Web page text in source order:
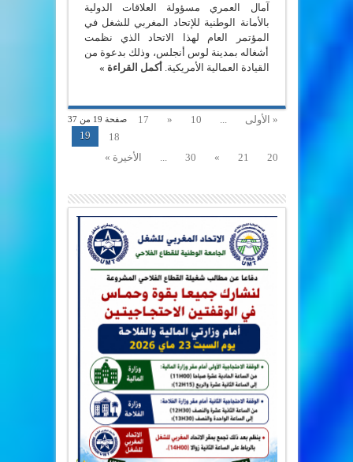
آمال العمري مسؤولة العلاقات الدولية
بالأمانة الوطنية للإتحاد المغربي للشغل في
المؤتمر العام لهذا الاتحاد الذي نظمت
أشغاله بمدينة لوس أنجلس، وذلك بدعوة من
القيادة العمالية الأمريكية. أكمل القراءة »
صفحة 19 من 37 « الأولى ...
10
«
17
18
19
20
21
»
30
... الأخيرة »